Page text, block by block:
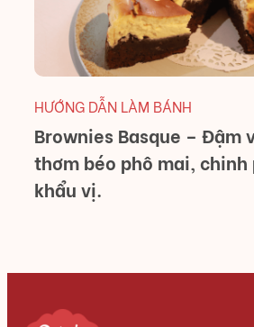
HƯỚNG DẪN LÀM BÁNH
Brownies Basque – Đậm
thơm béo phô mai, chinh
khẩu vị.